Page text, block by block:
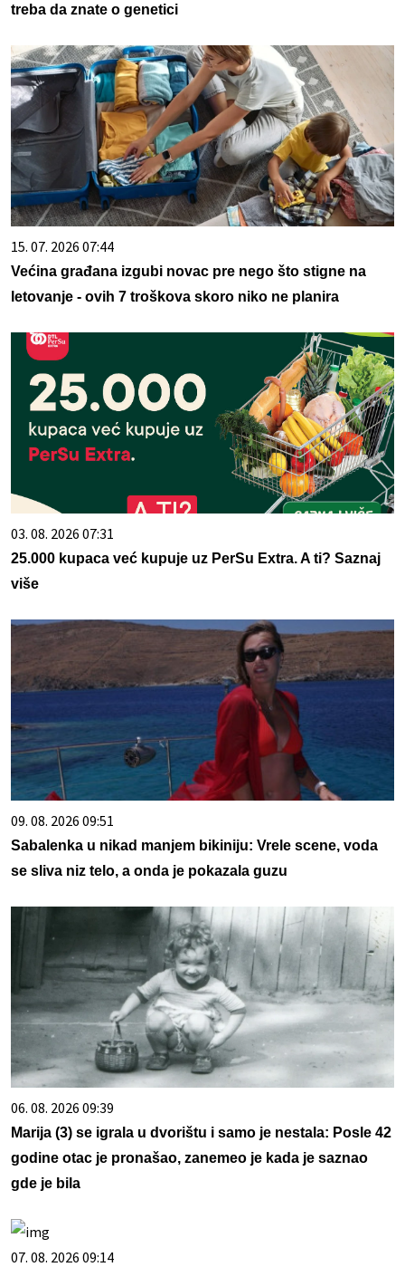
treba da znate o genetici
15. 07. 2026 07:44
Većina građana izgubi novac pre nego što stigne na
letovanje - ovih 7 troškova skoro niko ne planira
03. 08. 2026 07:31
25.000 kupaca već kupuje uz PerSu Extra. A ti? Saznaj
više
09. 08. 2026 09:51
Sabalenka u nikad manjem bikiniju: Vrele scene, voda
se sliva niz telo, a onda je pokazala guzu
06. 08. 2026 09:39
Marija (3) se igrala u dvorištu i samo je nestala: Posle 42
godine otac je pronašao, zanemeo je kada je saznao
gde je bila
07. 08. 2026 09:14